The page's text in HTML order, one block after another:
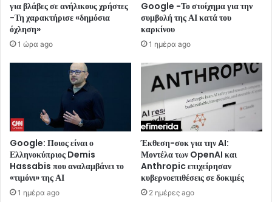
για βλάβες σε ανήλικους χρήστες
-Τη χαρακτήρισε «δημόσια
όχληση»
1 ώρα ago
Google -Το στοίχημα για την
συμβολή της ΑΙ κατά του
καρκίνου
1 ημέρα ago
Google: Ποιος είναι ο
Ελληνοκύπριος Demis
Hassabis που αναλαμβάνει το
«τιμόνι» της ΑΙ
1 ημέρα ago
Έκθεση-σοκ για την AI:
Μοντέλα των OpenAI και
Anthropic επιχείρησαν
κυβερνοεπιθέσεις σε δοκιμές
2 ημέρες ago